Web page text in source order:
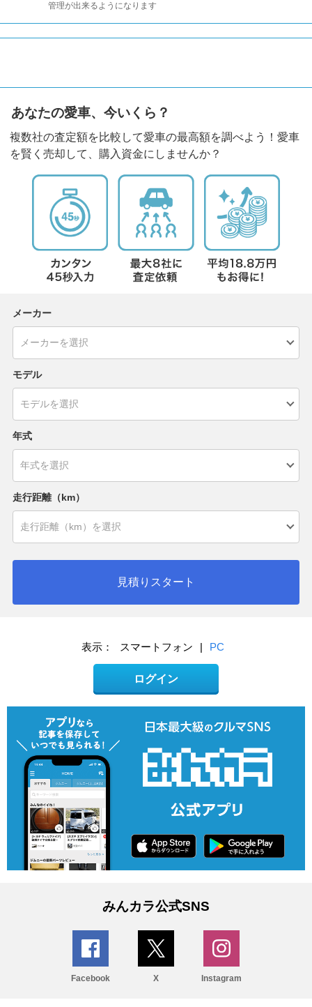
管理が出来るようになります
あなたの愛車、今いくら？
複数社の査定額を比較して愛車の最高額を調べよう！愛車
を賢く売却して、購入資金にしませんか？
メーカー
モデル
年式
走行距離（km）
見積りスタート
表示： スマートフォン | PC
ログイン
みんカラ公式SNS
Facebook X Instagram